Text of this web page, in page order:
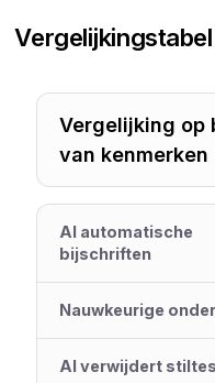
Vergelijking op
van kenmerken
AI automatische
bijschriften
Nauwkeurige
AI verwijdert stiltes